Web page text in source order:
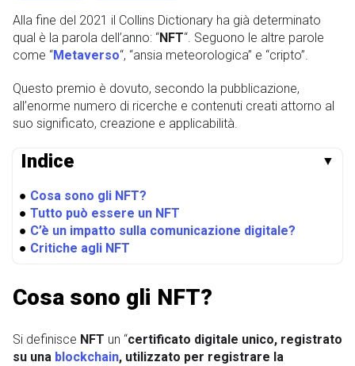
Alla fine del 2021 il Collins Dictionary ha già determinato
qual è la parola dell’anno: “NFT“. Seguono le altre parole
come “Metaverso“, “ansia meteorologica” e “cripto”.
Questo premio è dovuto, secondo la pubblicazione,
all’enorme numero di ricerche e contenuti creati attorno al
suo significato, creazione e applicabilità.
Indice ▼
● Cosa sono gli NFT?
● Tutto può essere un NFT
● C’è un impatto sulla comunicazione digitale?
● Critiche agli NFT
Cosa sono gli NFT?
Si definisce NFT un “certificato digitale unico, registrato
su una blockchain, utilizzato per registrare la